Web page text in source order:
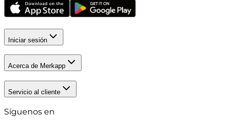
Iniciar sesión
Acerca de Merkapp
Servicio al cliente
Síguenos en